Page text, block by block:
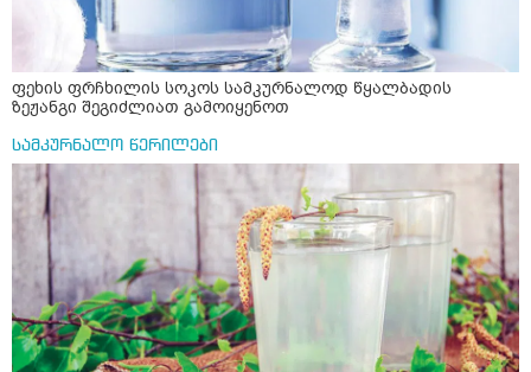
ფეხის ფრჩხილის სოკოს სამკურნალოდ წყალბადის
ზეჟანგი შეგიძლიათ გამოიყენოთ
სამკურნალო წერილები